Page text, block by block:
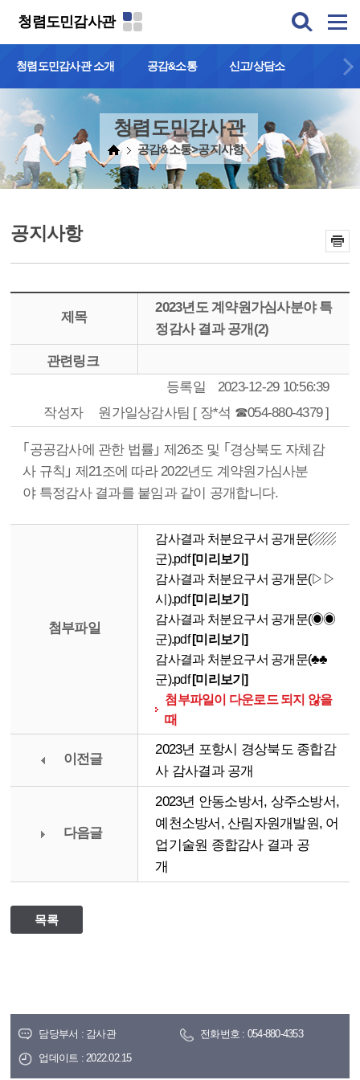
청렴도민감사관
청렴도민감사관 소개 공감&소통 신고/상담소
청렴도민감사관
공감&소통>공지사항
공지사항
제목
2023년도 계약원가심사분야 특
정감사 결과 공개(2)
관련링크
등록일
2023-12-29 10:56:39
작성자
원가일상감사팀 [ 장*석 ☎054-880-4379 ]
｢공공감사에 관한 법률｣ 제26조 및 ｢경상북도 자체감
사 규칙｣ 제21조에 따라 2022년도 계약원가심사분
야 특정감사 결과를 붙임과 같이 공개합니다.
첨부파일
감사결과 처분요구서 공개문(▨▨
군).pdf [미리보기]
감사결과 처분요구서 공개문(▷▷
시).pdf [미리보기]
감사결과 처분요구서 공개문(◉◉
군).pdf [미리보기]
감사결과 처분요구서 공개문(♣♣
군).pdf [미리보기]
첨부파일이 다운로드 되지 않을
때
이전글
2023년 포항시 경상북도 종합감
사 감사결과 공개
다음글
2023년 안동소방서, 상주소방서,
예천소방서, 산림자원개발원, 어
업기술원 종합감사 결과 공
개
목록
담당부서 : 감사관
전화번호 : 054-880-4353
업데이트 : 2022.02.15